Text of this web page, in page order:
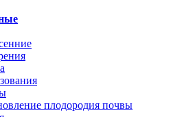
плодородия почвы